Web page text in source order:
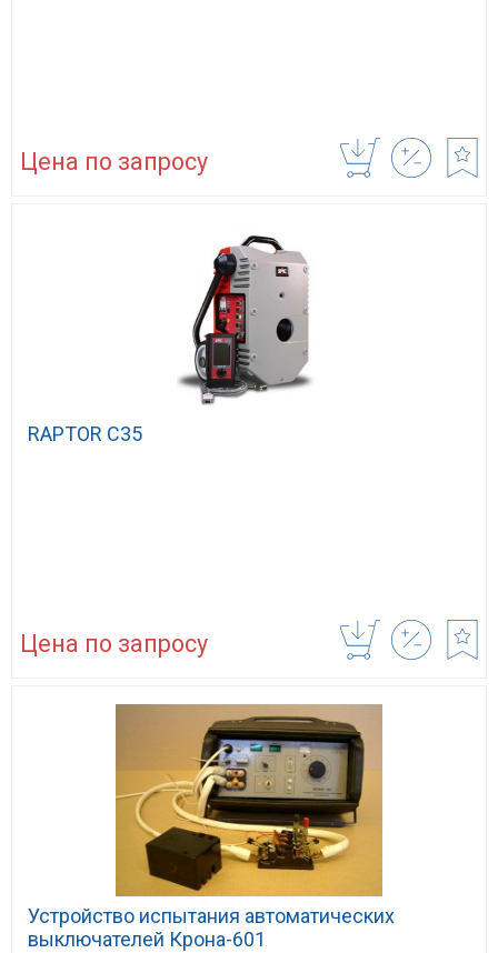
Цена по запросу
RAPTOR С35
Цена по запросу
Устройство испытания автоматических
выключателей Крона-601